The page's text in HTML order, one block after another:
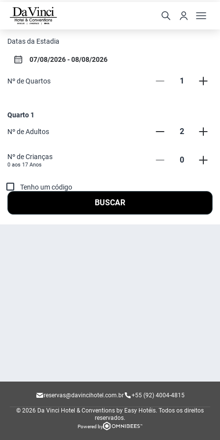
Da Vinci Hotel &
Datas da Estadia
Nº de Quartos 1
Quarto 1
Nº de Adultos 2
Nº de Crianças
0 aos 17 Anos 0
Tenho um código
BUSCAR
reservas@davincihotel.com.br +55 (92) 4004-4815
© 2026 Da Vinci Hotel & Conventions by Easy Hotéis. Todos os direitos
reservados.
Powered by